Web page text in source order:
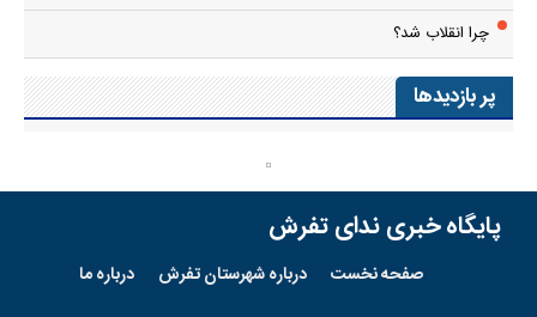
چرا انقلاب شد؟
پر بازدیدها
پایگاه خبری ندای تفرش
صفحه نخست درباره شهرستان تفرش درباره ما